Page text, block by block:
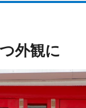
外観に